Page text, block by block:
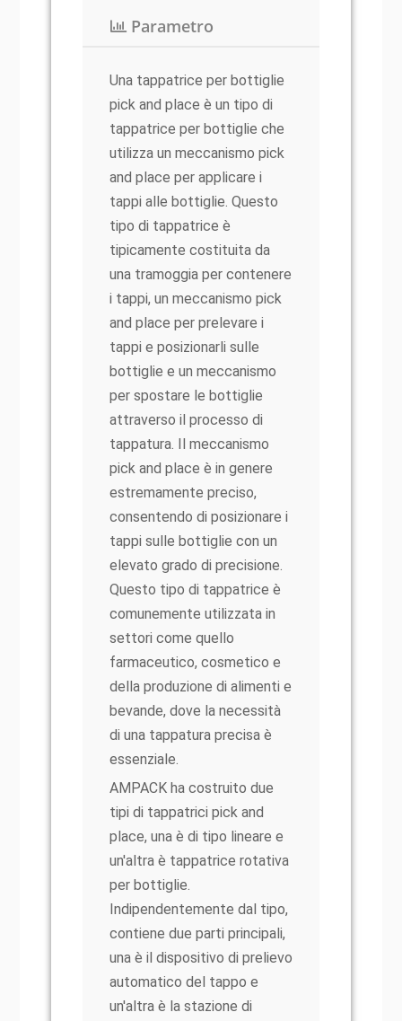
Parametro
Una tappatrice per bottiglie
pick and place è un tipo di
tappatrice per bottiglie che
utilizza un meccanismo pick
and place per applicare i
tappi alle bottiglie. Questo
tipo di tappatrice è
tipicamente costituita da
una tramoggia per contenere
i tappi, un meccanismo pick
and place per prelevare i
tappi e posizionarli sulle
bottiglie e un meccanismo
per spostare le bottiglie
attraverso il processo di
tappatura. Il meccanismo
pick and place è in genere
estremamente preciso,
consentendo di posizionare i
tappi sulle bottiglie con un
elevato grado di precisione.
Questo tipo di tappatrice è
comunemente utilizzata in
settori come quello
farmaceutico, cosmetico e
della produzione di alimenti e
bevande, dove la necessità
di una tappatura precisa è
essenziale.
AMPACK ha costruito due
tipi di tappatrici pick and
place, una è di tipo lineare e
un'altra è tappatrice rotativa
per bottiglie.
Indipendentemente dal tipo,
contiene due parti principali,
una è il dispositivo di prelievo
automatico del tappo e
un'altra è la stazione di